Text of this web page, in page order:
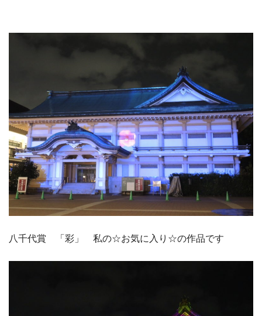
八千代賞 「彩」 私の☆お気に入り☆の作品です